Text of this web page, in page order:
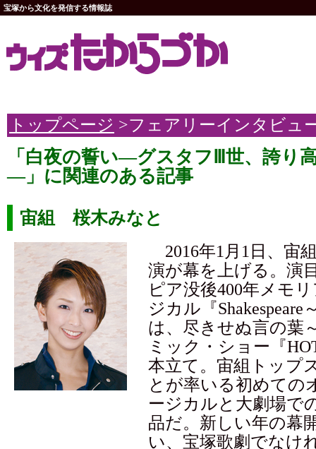
宝塚から文化を発信する情報誌
トップページ >フェアリーインタビュ
「白夜の誓い―グスタフⅢ世、誇り
―」に関連のある記事
宙組 桜木みなと
2016年1月1日、宙
演が幕を上げる。演
ピア没後400年メモ
ジカル『Shakespeare
は、尽きせぬ言の葉
ミック・ショー『
本立て。宙組トップ
とが率いる初めての
ージカルと大劇場で
品だ。新しい年の幕
い、宝塚歌劇でなけ